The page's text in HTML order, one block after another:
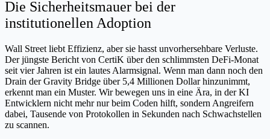
Die Sicherheitsmauer bei der
institutionellen Adoption
Wall Street liebt Effizienz, aber sie hasst unvorhersehbare Verluste.
Der jüngste Bericht von CertiK über den schlimmsten DeFi-Monat
seit vier Jahren ist ein lautes Alarmsignal. Wenn man dann noch den
Drain der Gravity Bridge über 5,4 Millionen Dollar hinzunimmt,
erkennt man ein Muster. Wir bewegen uns in eine Ära, in der KI
Entwicklern nicht mehr nur beim Coden hilft, sondern Angreifern
dabei, Tausende von Protokollen in Sekunden nach Schwachstellen
zu scannen.